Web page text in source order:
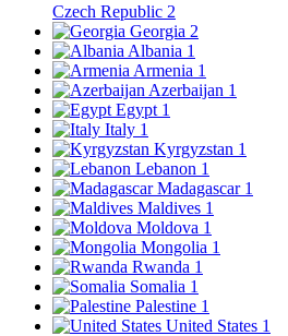
Czech Republic 2
Georgia 2
Albania 1
Armenia 1
Azerbaijan 1
Egypt 1
Italy 1
Kyrgyzstan 1
Lebanon 1
Madagascar 1
Maldives 1
Moldova 1
Mongolia 1
Rwanda 1
Somalia 1
Palestine 1
United States 1